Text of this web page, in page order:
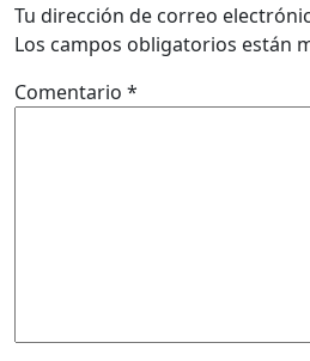
Tu dirección de correo
Los campos obligatorios están
Comentario *